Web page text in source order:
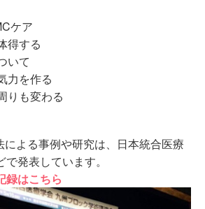
ケア
得する
いて
力を作る
りも変わる
よる事例や研究は、日本統合医療
発表しています。
録はこちら